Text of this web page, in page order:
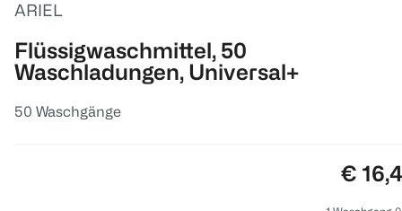
ARIEL
Flüssigwaschmittel, 50
Waschladungen, Universal+
50 Waschgänge
Preis:
€